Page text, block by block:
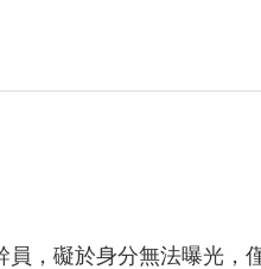
而言，沒有中立，非友
員，礙於身分無法曝光，